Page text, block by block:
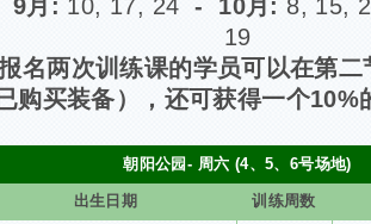
月 : 10, 17, 24- 10月: 8, 15,
19
名两次训练课的学员可以在第
已购买装备），还可获得一个10%
朝阳公园- 周六 (4、5、6号场地)
出生日期
训练周数